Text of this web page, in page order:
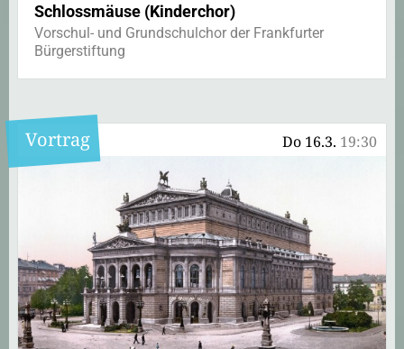
Schlossmäuse (Kinderchor)
Vorschul- und Grundschulchor der Frankfurter
Bürgerstiftung
Do 16.3. 19:30
Vortrag